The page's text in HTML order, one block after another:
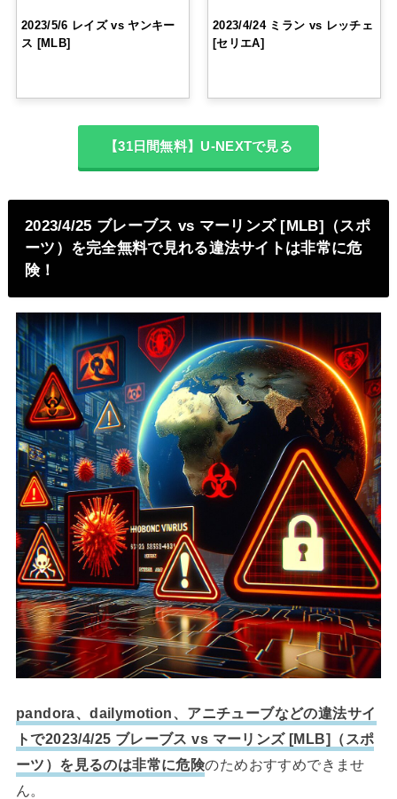
2023/5/6 レイズ vs ヤンキー
ス [MLB]
2023/4/24 ミラン vs レッチェ
[セリエA]
【31日間無料】U-NEXTで見る
2023/4/25 ブレーブス vs マーリンズ [MLB]（スポ
ーツ）を完全無料で見れる違法サイトは非常に危
険！
pandora、dailymotion、アニチューブなどの違法サイ
トで2023/4/25 ブレーブス vs マーリンズ [MLB]（スポ
ーツ）を見るのは非常に危険のためおすすめできませ
ん。